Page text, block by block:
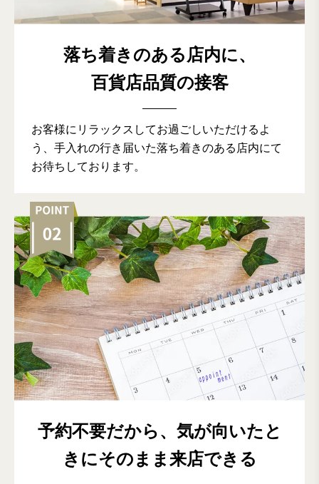
落ち着きのある店内に、
百貨店品質の接客
お客様にリラックスしてお過ごしいただけるよ
う、手入れの行き届いた落ち着きのある店内にて
お待ちしております。
予約不要だから、気が向いたと
きにそのまま来店できる